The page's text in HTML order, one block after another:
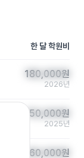
한 달 학원비
180,000원
180,000원
2026년
150,000원
150,000원
2025년
160,000원
160,000원